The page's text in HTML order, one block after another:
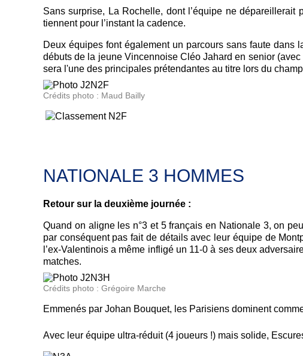
Sans surprise, La Rochelle, dont l’équipe ne
tiennent pour l’instant la cadence.
Deux équipes font également un parcours sans faute
débuts de la jeune Vincennoise Cléo Jahard en senior
sera l'une des principales prétendantes au titre lors du
Crédits photo : Maud Bailly
NATIONALE 3 HOMMES
Retour sur la deuxième journée :
Quand on aligne les n°3 et 5 français en Nationale 3, on
par conséquent pas fait de détails avec leur équipe de
l’ex-Valentinois a même infligé un 11-0 à ses deux
matches.
Crédits photo : Grégoire Marche
Emmenés par Johan Bouquet, les Parisiens dominent
Avec leur équipe ultra-réduit (4 joueurs !) mais solide,